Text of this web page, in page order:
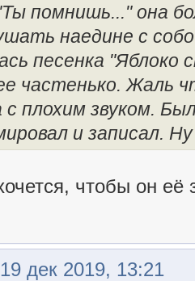
помнишь..." она
наедине с
песенка "Яблоко
частенько. Жаль
с плохим звуком.
и записал.
чтобы он её
дек 2019, 13:21